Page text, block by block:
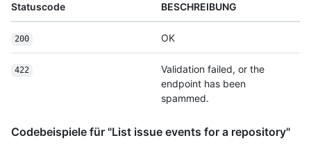
Statuscode BESCHREIBUNG
200 OK
422
Validation failed, or the
endpoint has been
spammed.
Codebeispiele für "List issue events for a repository"